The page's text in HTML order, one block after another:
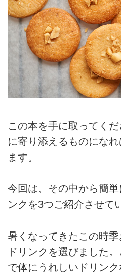
この本を手に取ってく
に寄り添えるものにな
ます。
今回は、その中から簡
ンクを3つご紹介させて
暑くなってきたこの時
ドリンクを選びました
で体にうれしいドリン